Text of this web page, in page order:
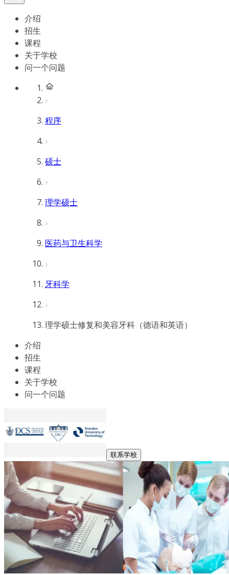
介绍
招生
课程
关于学校
问一个问题
程序
硕士
理学硕士
医药与卫生科学
牙科学
理学硕士修复和美容牙科（德语和英语）
介绍
招生
课程
关于学校
问一个问题
联系学校